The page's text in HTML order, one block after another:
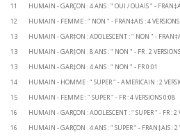
11 HUMAIN - GARÇON : 4 ANS : " OUI / OUAIS " -
12 HUMAIN - FEMME : " NON " - FRAN‡AIS :
13 HUMAIN - GAR‡ON : ADOLESCENT : " NON " -
13 HUMAIN - GAR‡ON : 8 ANS : " NON " - FR :
13 HUMAIN - GAR‡ON : 4 ANS : " NON " -
14 HUMAIN - HOMME : " SUPER " -
15 HUMAIN - FEMME : " SUPER " - FR : 4
16 HUMAIN - GARÇON : ADOLESCENT : " SUPER
16 HUMAIN - GARÇON : 4 ANS : " SUPER " -